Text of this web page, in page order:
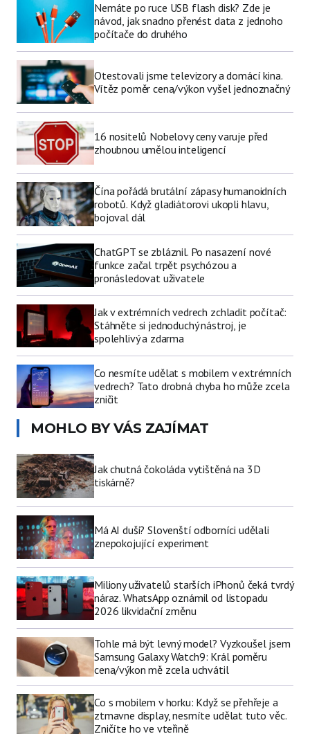
Nemáte po ruce USB flash disk? Zde je
návod, jak snadno přenést data z jednoho
počítače do druhého
Otestovali jsme televizory a domácí kina.
Vítěz poměr cena/výkon vyšel jednoznačný
16 nositelů Nobelovy ceny varuje před
zhoubnou umělou inteligencí
Čína pořádá brutální zápasy humanoidních
robotů. Když gladiátorovi ukopli hlavu,
bojoval dál
ChatGPT se zbláznil. Po nasazení nové
funkce začal trpět psychózou a
pronásledovat uživatele
Jak v extrémních vedrech zchladit počítač:
Stáhněte si jednoduchý nástroj, je
spolehlivý a zdarma
Co nesmíte udělat s mobilem v extrémních
vedrech? Tato drobná chyba ho může zcela
zničit
MOHLO BY VÁS ZAJÍMAT
Jak chutná čokoláda vytištěná na 3D
tiskárně?
Má AI duši? Slovenští odborníci udělali
znepokojující experiment
Miliony uživatelů starších iPhonů čeká tvrdý
náraz. WhatsApp oznámil od listopadu
2026 likvidační změnu
Tohle má být levný model? Vyzkoušel jsem
Samsung Galaxy Watch9: Král poměru
cena/výkon mě zcela uchvátil
Co s mobilem v horku: Když se přehřeje a
ztmavne display, nesmíte udělat tuto věc.
Zničíte ho ve vteřině